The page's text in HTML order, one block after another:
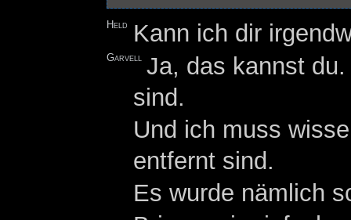
Held Kann ich dir
Garvell
Ja, das kannst
sind.
Und ich muss
entfernt sind.
Es wurde nämlich